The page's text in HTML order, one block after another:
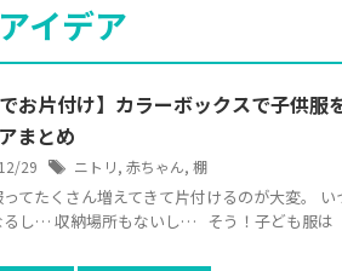
イデア
でお片付け】カラーボックスで子供
まとめ
29 ニトリ, 赤ちゃん, 棚
てたくさん増えてきて片付けるのが大変。
るし… 収納場所もないし… そう！子ども服は